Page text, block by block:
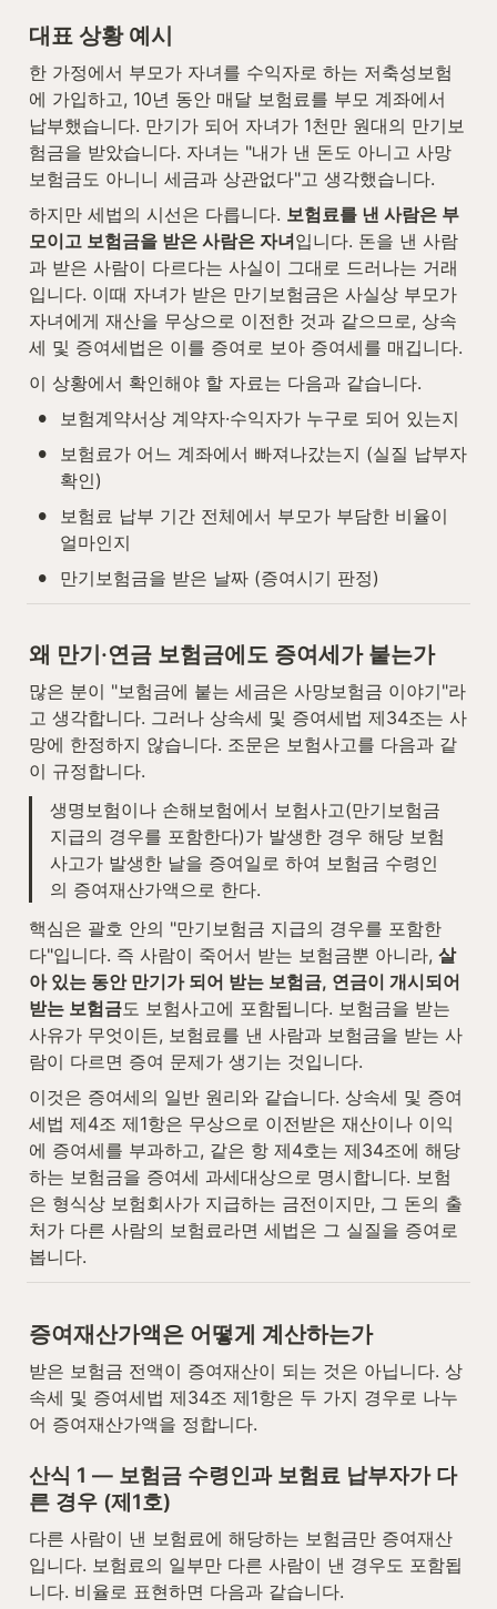
대표 상황 예시
한 가정에서 부모가 자녀를 수익자로 하는 저축성보험
에 가입하고, 10년 동안 매달 보험료를 부모 계좌에서
납부했습니다. 만기가 되어 자녀가 1천만 원대의 만기보
험금을 받았습니다. 자녀는 "내가 낸 돈도 아니고 사망
보험금도 아니니 세금과 상관없다"고 생각했습니다.
하지만 세법의 시선은 다릅니다. 보험료를 낸 사람은 부
모이고 보험금을 받은 사람은 자녀입니다. 돈을 낸 사람
과 받은 사람이 다르다는 사실이 그대로 드러나는 거래
입니다. 이때 자녀가 받은 만기보험금은 사실상 부모가
자녀에게 재산을 무상으로 이전한 것과 같으므로, 상속
세 및 증여세법은 이를 증여로 보아 증여세를 매깁니다.
이 상황에서 확인해야 할 자료는 다음과 같습니다.
• 보험계약서상 계약자·수익자가 누구로 되어 있는지
•
보험료가 어느 계좌에서 빠져나갔는지 (실질 납부자
확인)
•
보험료 납부 기간 전체에서 부모가 부담한 비율이
얼마인지
• 만기보험금을 받은 날짜 (증여시기 판정)
왜 만기·연금 보험금에도 증여세가 붙는가
많은 분이 "보험금에 붙는 세금은 사망보험금 이야기"라
고 생각합니다. 그러나 상속세 및 증여세법 제34조는 사
망에 한정하지 않습니다. 조문은 보험사고를 다음과 같
이 규정합니다.
생명보험이나 손해보험에서 보험사고(만기보험금
지급의 경우를 포함한다)가 발생한 경우 해당 보험
사고가 발생한 날을 증여일로 하여 보험금 수령인
의 증여재산가액으로 한다.
핵심은 괄호 안의 "만기보험금 지급의 경우를 포함한
다"입니다. 즉 사람이 죽어서 받는 보험금뿐 아니라, 살
아 있는 동안 만기가 되어 받는 보험금, 연금이 개시되어
받는 보험금도 보험사고에 포함됩니다. 보험금을 받는
사유가 무엇이든, 보험료를 낸 사람과 보험금을 받는 사
람이 다르면 증여 문제가 생기는 것입니다.
이것은 증여세의 일반 원리와 같습니다. 상속세 및 증여
세법 제4조 제1항은 무상으로 이전받은 재산이나 이익
에 증여세를 부과하고, 같은 항 제4호는 제34조에 해당
하는 보험금을 증여세 과세대상으로 명시합니다. 보험
은 형식상 보험회사가 지급하는 금전이지만, 그 돈의 출
처가 다른 사람의 보험료라면 세법은 그 실질을 증여로
봅니다.
증여재산가액은 어떻게 계산하는가
받은 보험금 전액이 증여재산이 되는 것은 아닙니다. 상
속세 및 증여세법 제34조 제1항은 두 가지 경우로 나누
어 증여재산가액을 정합니다.
산식 1 — 보험금 수령인과 보험료 납부자가 다
른 경우 (제1호)
다른 사람이 낸 보험료에 해당하는 보험금만 증여재산
입니다. 보험료의 일부만 다른 사람이 낸 경우도 포함됩
니다. 비율로 표현하면 다음과 같습니다.